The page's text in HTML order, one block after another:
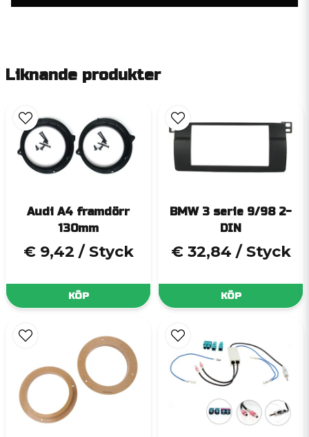
Liknande produkter
Audi A4 framdörr
130mm
€ 9,42 / Styck
KÖP
BMW 3 serie 9/98 2-
DIN
€ 32,84 / Styck
KÖP